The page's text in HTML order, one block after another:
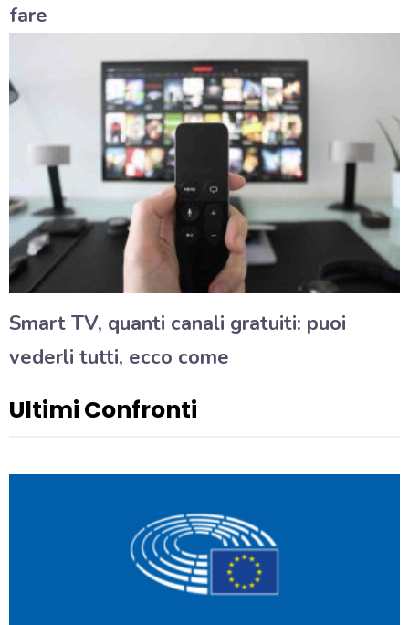
fare
Smart TV, quanti canali gratuiti: puoi
vederli tutti, ecco come
Ultimi Confronti